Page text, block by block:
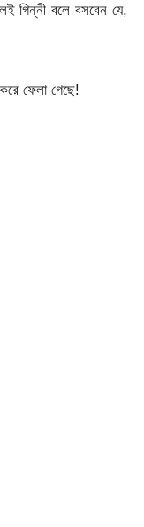
গিন্নী বলে বসবেন যে,
ফেলা গেছে!